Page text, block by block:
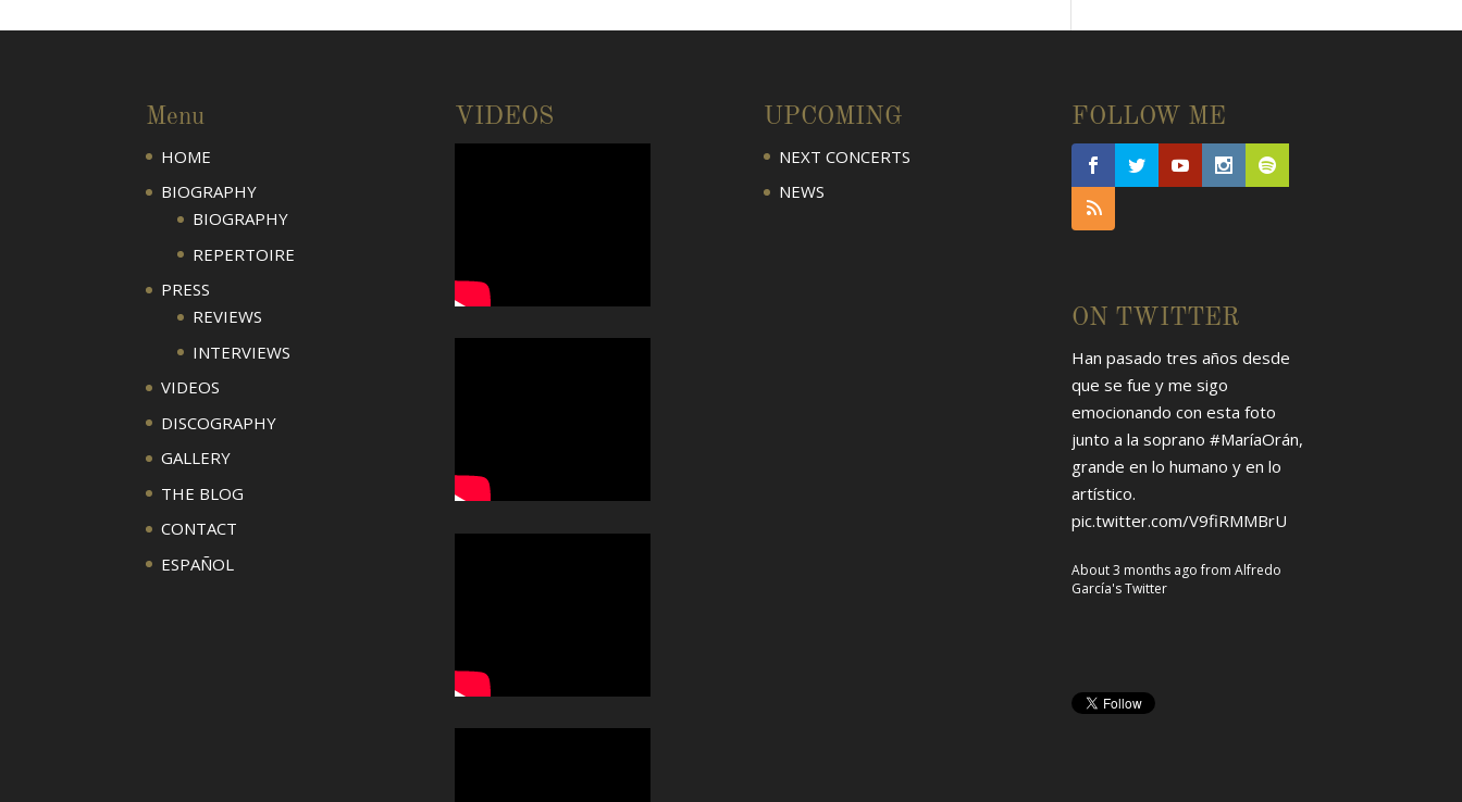
Menu
HOME
BIOGRAPHY
BIOGRAPHY
REPERTOIRE
PRESS
REVIEWS
INTERVIEWS
VIDEOS
DISCOGRAPHY
GALLERY
THE BLOG
CONTACT
ESPAÑOL
VIDEOS UPCOMING
NEXT CONCERTS
NEWS
FOLLOW ME
ON TWITTER
Han pasado tres años desde
que se fue y me sigo
emocionando con esta foto
junto a la soprano#MaríaOrán,
grande en lo humano y en lo
artístico.
pic.twitter.com/V9fiRMMBrU
About 3 months agofromAlfredo
García's Twitter